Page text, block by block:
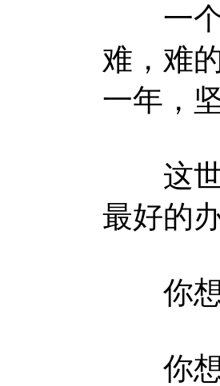
一个
难，难
一年，
这世
最好的
你想
你想